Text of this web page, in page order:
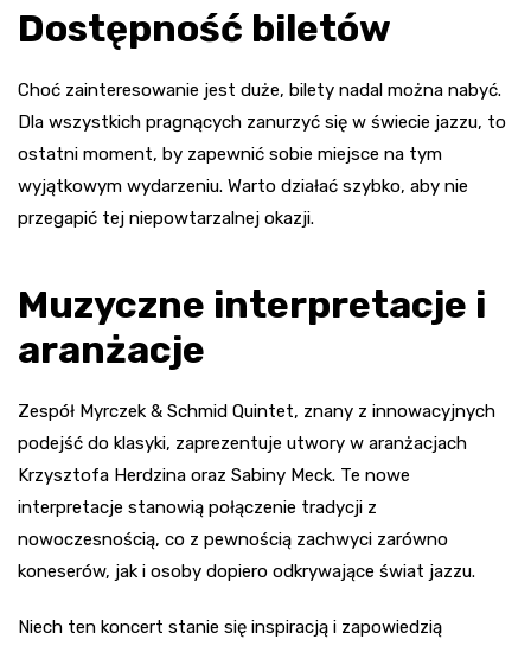
Dostępność biletów
Choć zainteresowanie jest duże, bilety nadal można nabyć.
Dla wszystkich pragnących zanurzyć się w świecie jazzu, to
ostatni moment, by zapewnić sobie miejsce na tym
wyjątkowym wydarzeniu. Warto działać szybko, aby nie
przegapić tej niepowtarzalnej okazji.
Muzyczne interpretacje i
aranżacje
Zespół Myrczek & Schmid Quintet, znany z innowacyjnych
podejść do klasyki, zaprezentuje utwory w aranżacjach
Krzysztofa Herdzina oraz Sabiny Meck. Te nowe
interpretacje stanowią połączenie tradycji z
nowoczesnością, co z pewnością zachwyci zarówno
koneserów, jak i osoby dopiero odkrywające świat jazzu.
Niech ten koncert stanie się inspiracją i zapowiedzią